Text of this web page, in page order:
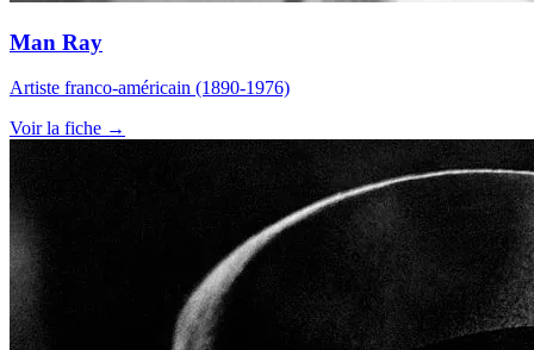
Man Ray
Artiste franco-américain (1890-1976)
Voir la fiche →